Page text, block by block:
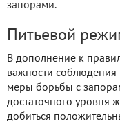
запорами.
Питьевой
В дополнение к
важности соблюдения
меры борьбы с
достаточного уровня
добиться